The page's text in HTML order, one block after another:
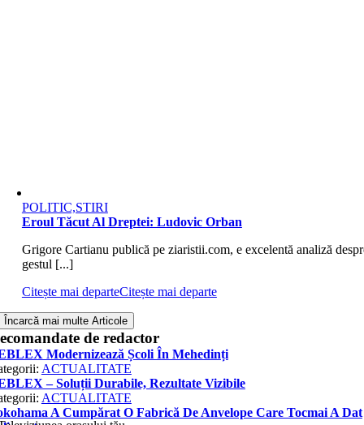
POLITIC,STIRI
Eroul Tăcut Al Dreptei: Ludovic Orban
Grigore Cartianu publică pe ziaristii.com, e excelentă analiză
gestul [...]
Citește mai departeCitește mai departe
Încarcă mai multe Articole
de redactor